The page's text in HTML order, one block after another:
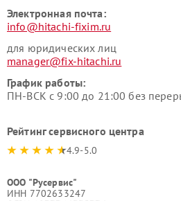
Электронная почта:
info@hitachi-fixim.ru
для юридических лиц
manager@fix-hitachi.ru
График работы:
ПН-ВСК с 9:00 до 21:00 без
Рейтинг сервисного центра
4.9-5.0
ООО "Русервис"
ИНН 7702633247